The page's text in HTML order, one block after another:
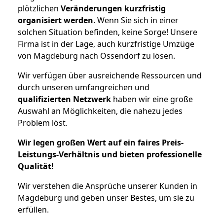
plötzlichen Veränderungen kurzfristig
organisiert werden. Wenn Sie sich in einer
solchen Situation befinden, keine Sorge! Unsere
Firma ist in der Lage, auch kurzfristige Umzüge
von Magdeburg nach Ossendorf zu lösen.
Wir verfügen über ausreichende Ressourcen und
durch unseren umfangreichen und
qualifizierten Netzwerk haben wir eine große
Auswahl an Möglichkeiten, die nahezu jedes
Problem löst.
Wir legen großen Wert auf ein faires Preis-
Leistungs-Verhältnis und bieten professionelle
Qualität!
Wir verstehen die Ansprüche unserer Kunden in
Magdeburg und geben unser Bestes, um sie zu
erfüllen.